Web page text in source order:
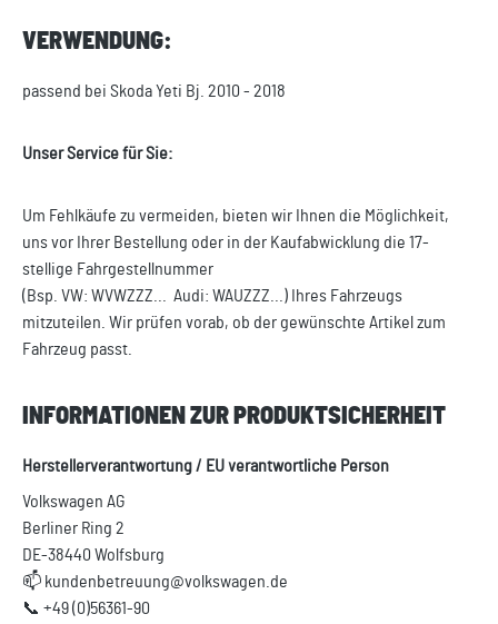
VERWENDUNG:
passend bei Skoda Yeti Bj. 2010 - 2018
Unser Service für Sie:
Um Fehlkäufe zu vermeiden, bieten wir Ihnen die Möglichkeit,
uns vor Ihrer Bestellung oder in der Kaufabwicklung die 17-
stellige Fahrgestellnummer
(Bsp. VW: WVWZZZ... Audi: WAUZZZ...) Ihres Fahrzeugs
mitzuteilen. Wir prüfen vorab, ob der gewünschte Artikel zum
Fahrzeug passt.
INFORMATIONEN ZUR PRODUKTSICHERHEIT
Herstellerverantwortung / EU verantwortliche Person
Volkswagen AG
Berliner Ring 2
DE-38440 Wolfsburg
📫 kundenbetreuung@volkswagen.de
📞 +49 (0)56361-90